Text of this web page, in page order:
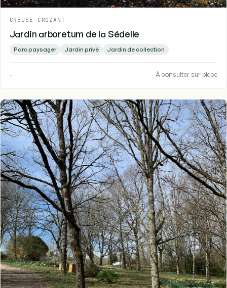
CREUSE - CROZANT
Jardin arboretum de la Sédelle
Parc paysager Jardin privé Jardin de collection
- À consulter sur place